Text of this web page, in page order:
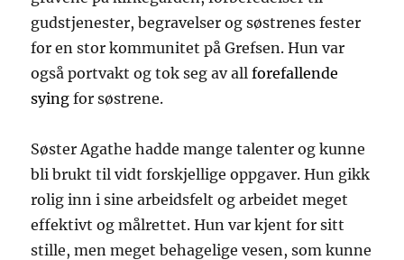
gudstjenester, begravelser og søstrenes fester
for en stor kommunitet på Grefsen. Hun var
også portvakt og tok seg av allforefallende
sying for søstrene.
Søster Agathe hadde mange talenter og kunne
bli brukt til vidt forskjellige oppgaver. Hun gikk
rolig inn i sine arbeidsfelt og arbeidet meget
effektivt og målrettet. Hun var kjent for sitt
stille, men meget behagelige vesen, som kunne